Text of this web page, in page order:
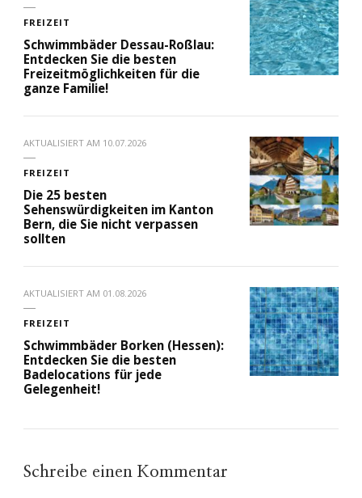
FREIZEIT
Schwimmbäder Dessau-Roßlau:
Entdecken Sie die besten
Freizeitmöglichkeiten für die
ganze Familie!
AKTUALISIERT AM 10.07.2026
FREIZEIT
Die 25 besten
Sehenswürdigkeiten im Kanton
Bern, die Sie nicht verpassen
sollten
AKTUALISIERT AM 01.08.2026
FREIZEIT
Schwimmbäder Borken (Hessen):
Entdecken Sie die besten
Badelocations für jede
Gelegenheit!
Schreibe einen Kommentar